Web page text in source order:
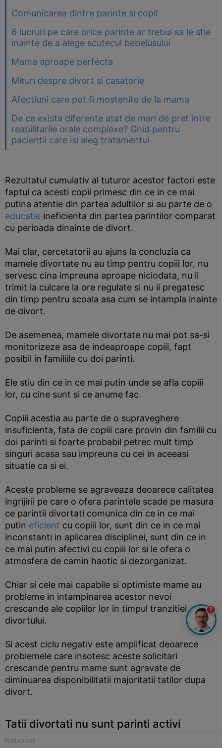
Comunicarea dintre parinte si copil
6 lucruri pe care orice parinte ar trebui sa le stie
inainte de a alege scutecul bebelusului
Mama aproape perfecta
Mituri despre divort si casatorie
Afectiuni care pot fi mostenite de la mama
De ce exista diferente atat de mari de pret intre
reabilitarile orale complexe? Ghid pentru
pacientii care isi aleg tratamentul
Rezultatul cumulativ al tuturor acestor factori este
faptul ca acesti copii primesc din ce in ce mai
putina atentie din partea adultilor si au parte de o
educatie ineficienta din partea parintilor comparat
cu perioada dinainte de divort.
Mai clar, cercetatorii au ajuns la concluzia ca
mamele divortate nu au timp pentru copiii lor, nu
servesc cina impreuna aproape niciodata, nu ii
trimit la culcare la ore regulate si nu ii pregatesc
din timp pentru scoala asa cum se intampla inainte
de divort.
De asemenea, mamele divortate nu mai pot sa-si
monitorizeze asa de indeaproape copiii, fapt
posibil in familiile cu doi parinti.
Ele stiu din ce in ce mai putin unde se afla copiii
lor, cu cine sunt si ce anume fac.
Copiii acestia au parte de o supraveghere
insuficienta, fata de copiii care provin din familii cu
doi parinti si foarte probabil petrec mult timp
singuri acasa sau impreuna cu cei in aceeasi
situatie ca si ei.
Aceste probleme se agraveaza deoarece calitatea
ingrijirii pe care o ofera parintele scade pe masura
ce parintii divortati comunica din ce in ce mai
putin eficient cu copiii lor, sunt din ce in ce mai
inconstanti in aplicarea disciplinei, sunt din ce in
ce mai putin afectivi cu copiii lor si le ofera o
atmosfera de camin haotic si dezorganizat.
Chiar si cele mai capabile si optimiste mame au
probleme in intampinarea acestor nevoi
crescande ale copiilor lor in timpul tranzitiei
divortului.
Si acest ciclu negativ este amplificat deoarece
problemele care insotesc aceste solicitari
crescande pentru mame sunt agravate de
diminuarea disponibilitatii majoritatii tatilor dupa
divort.
Tatii divortati nu sunt parinti activi
?